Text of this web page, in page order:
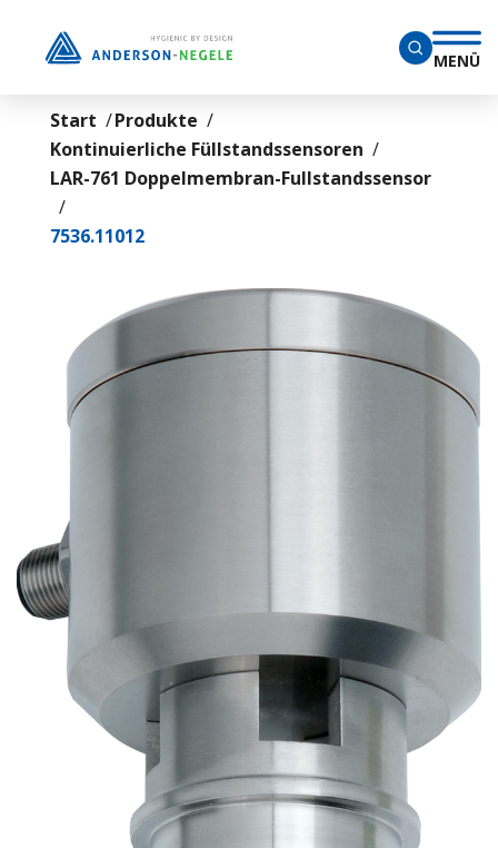
MENÜ
Start
Produkte
Kontinuierliche Füllstandssensoren
LAR-761 Doppelmembran-Fullstandssensor
7536.11012